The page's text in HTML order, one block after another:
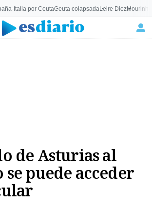
Italia por CeutaCeuta colapsadaLeire Diez
de Asturias al
se puede acceder